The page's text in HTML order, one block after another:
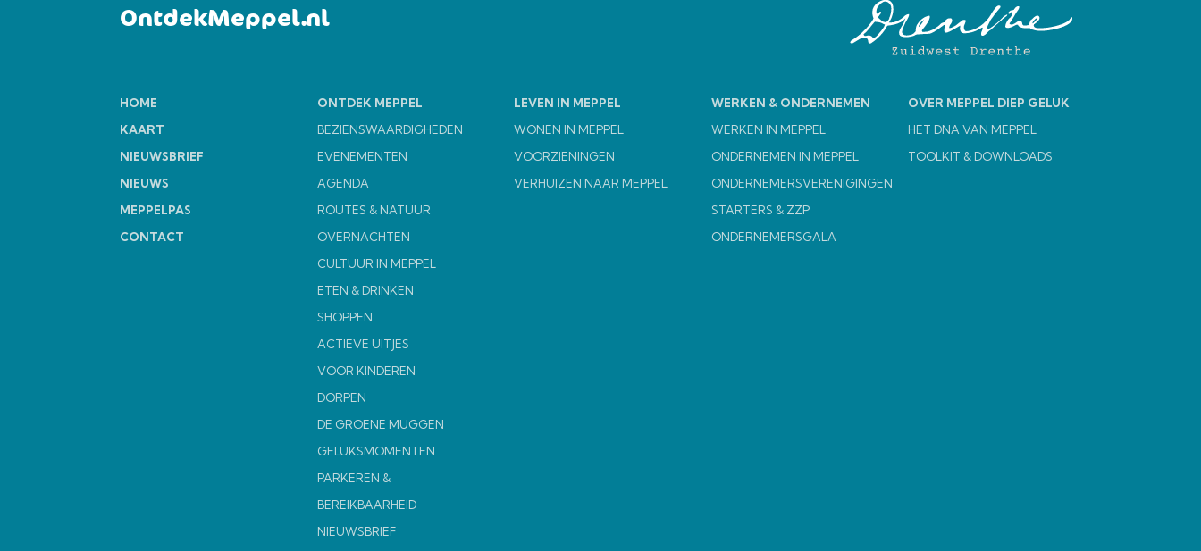
OntdekMeppel.nl
HOME
KAART
NIEUWSBRIEF
NIEUWS
MEPPELPAS
CONTACT
ONTDEK MEPPEL
BEZIENSWAARDIGHEDEN
EVENEMENTEN
AGENDA
ROUTES & NATUUR
OVERNACHTEN
CULTUUR IN MEPPEL
ETEN & DRINKEN
SHOPPEN
ACTIEVE UITJES
VOOR KINDEREN
DORPEN
DE GROENE MUGGEN
GELUKSMOMENTEN
PARKEREN &
BEREIKBAARHEID
NIEUWSBRIEF
LEVEN IN MEPPEL
WONEN IN MEPPEL
VOORZIENINGEN
VERHUIZEN NAAR MEPPEL
WERKEN & ONDERNEMEN
WERKEN IN MEPPEL
ONDERNEMEN IN MEPPEL
ONDERNEMERSVERENIGINGEN
STARTERS & ZZP
ONDERNEMERSGALA
OVER MEPPEL DIEP GELUK
HET DNA VAN MEPPEL
TOOLKIT & DOWNLOADS